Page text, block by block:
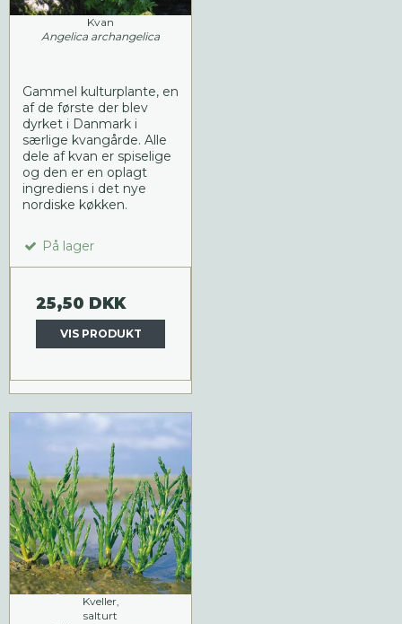
Kvan
Angelica archangelica
Gammel kulturplante, en
af de første der blev
dyrket i Danmark i
særlige kvangårde. Alle
dele af kvan er spiselige
og den er en oplagt
ingrediens i det nye
nordiske køkken.
På lager
25,50 DKK
VIS PRODUKT
Kveller,
salturt